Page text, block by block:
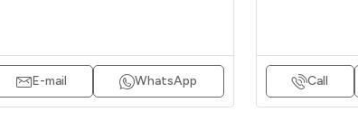
E-mail WhatsApp Call